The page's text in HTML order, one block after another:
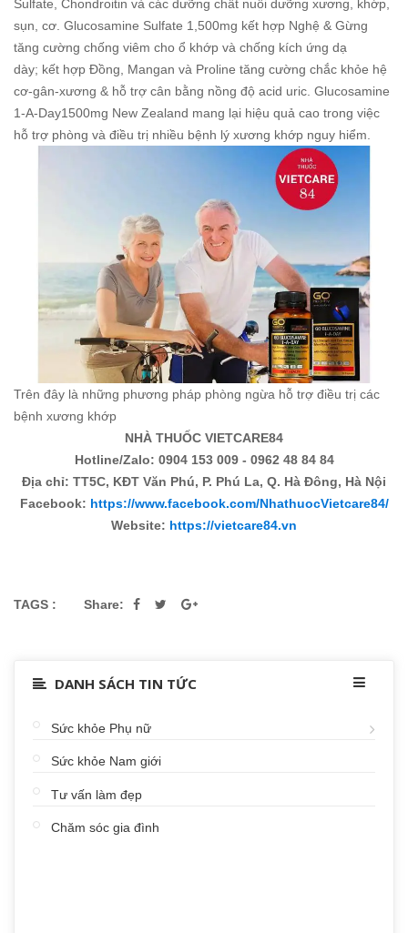
Sulfate, Chondroitin và các dưỡng chất nuôi dưỡng xương, khớp,
sụn, cơ. Glucosamine Sulfate 1,500mg kết hợp Nghệ & Gừng
tăng cường chống viêm cho ổ khớp và chống kích ứng dạ
dày; kết hợp Đồng, Mangan và Proline tăng cường chắc khỏe hệ
cơ-gân-xương & hỗ trợ cân bằng nồng độ acid uric. Glucosamine
1-A-Day1500mg New Zealand mang lại hiệu quả cao trong việc
hỗ trợ phòng và điều trị nhiều bệnh lý xương khớp nguy hiểm.
Trên đây là những phương pháp phòng ngừa hỗ trợ điều trị các
bệnh xương khớp
NHÀ THUỐC VIETCARE84
Hotline/Zalo: 0904 153 009 - 0962 48 84 84
Địa chỉ: TT5C, KĐT Văn Phú, P. Phú La, Q. Hà Đông, Hà Nội
Facebook: https://www.facebook.com/NhathuocVietcare84/
Website: https://vietcare84.vn
TAGS : Share:
DANH SÁCH TIN TỨC
Sức khỏe Phụ nữ
Sức khỏe Nam giới
Tư vấn làm đẹp
Chăm sóc gia đình